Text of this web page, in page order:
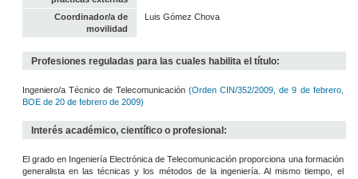
Coordinador/a de
movilidad
Luis Gómez Chova
Profesiones reguladas para las cuales habilita el título:
Ingeniero/a Técnico de Telecomunicación(Orden CIN/352/2009, de 9 de febrero,
BOE de 20 de febrero de 2009)
Interés académico, científico o profesional:
El grado en Ingeniería Electrónica de Telecomunicación proporciona una formación
generalista en las técnicas y los métodos de la ingeniería. Al mismo tiempo, el